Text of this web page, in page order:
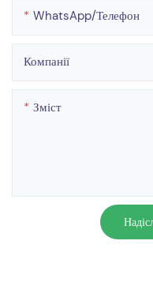
WhatsApp/телефон
Компанії
Зміст